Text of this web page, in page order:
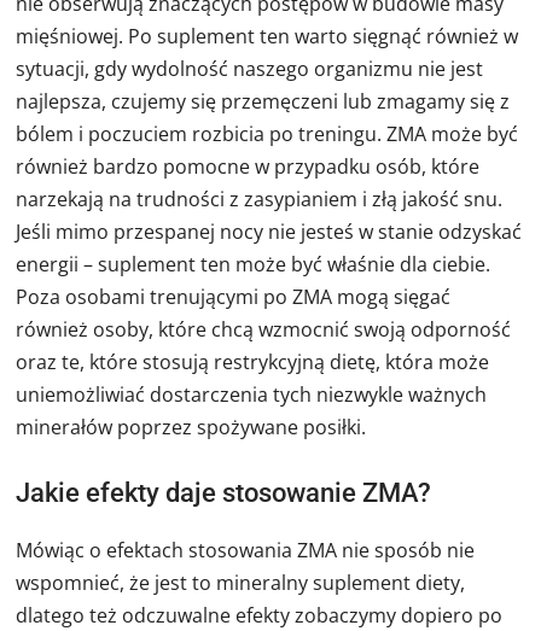
mięśniowej. Po suplement ten warto sięgnąć również w
sytuacji, gdy wydolność naszego organizmu nie jest
najlepsza, czujemy się przemęczeni lub zmagamy się z
bólem i poczuciem rozbicia po treningu. ZMA może być
również bardzo pomocne w przypadku osób, które
narzekają na trudności z zasypianiem i złą jakość snu.
Jeśli mimo przespanej nocy nie jesteś w stanie odzyskać
energii – suplement ten może być właśnie dla ciebie.
Poza osobami trenującymi po ZMA mogą sięgać
również osoby, które chcą wzmocnić swoją odporność
oraz te, które stosują restrykcyjną dietę, która może
uniemożliwiać dostarczenia tych niezwykle ważnych
minerałów poprzez spożywane posiłki.
Jakie efekty daje stosowanie ZMA?
Mówiąc o efektach stosowania ZMA nie sposób nie
wspomnieć, że jest to mineralny suplement diety,
dlatego też odczuwalne efekty zobaczymy dopiero po